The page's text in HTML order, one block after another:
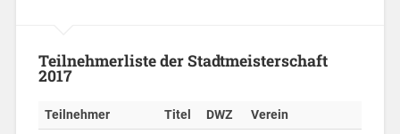
Teilnehmerliste der Stadtmeisterschaft
2017
Teilnehmer Titel DWZ Verein